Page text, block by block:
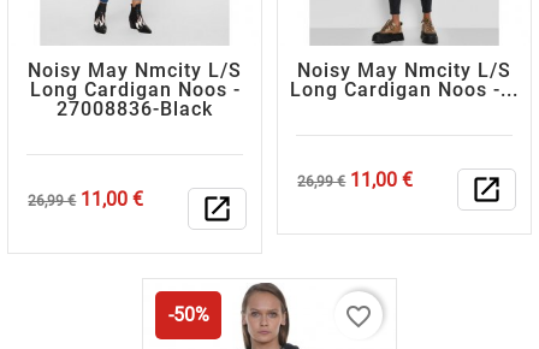
Noisy May Nmcity L/s
Long Cardigan Noos -
27008836-Black
Κανονική
26,99 € Τιμή
11,00 € open_in_new
Noisy May Nmcity L/s
Long Cardigan Noos -...
Κανονική
26,99 € Τιμή
11,00 € open_in_new
-50% favorite_border